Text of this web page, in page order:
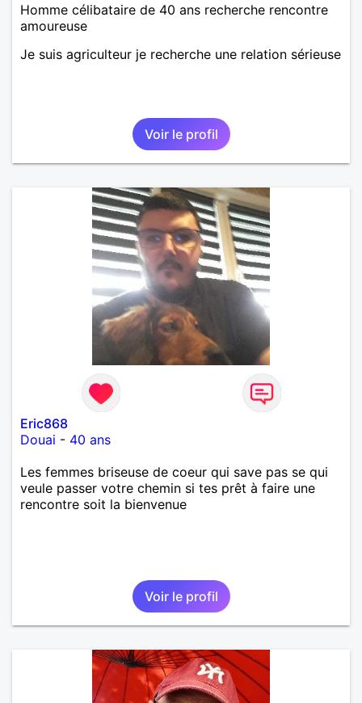
Homme célibataire de 40 ans recherche rencontre
amoureuse
Je suis agriculteur je recherche une relation sérieuse
Voir le profil
Eric868
Douai - 40 ans
Les femmes briseuse de coeur qui save pas se qui
veule passer votre chemin si tes prêt à faire une
rencontre soit la bienvenue
Voir le profil